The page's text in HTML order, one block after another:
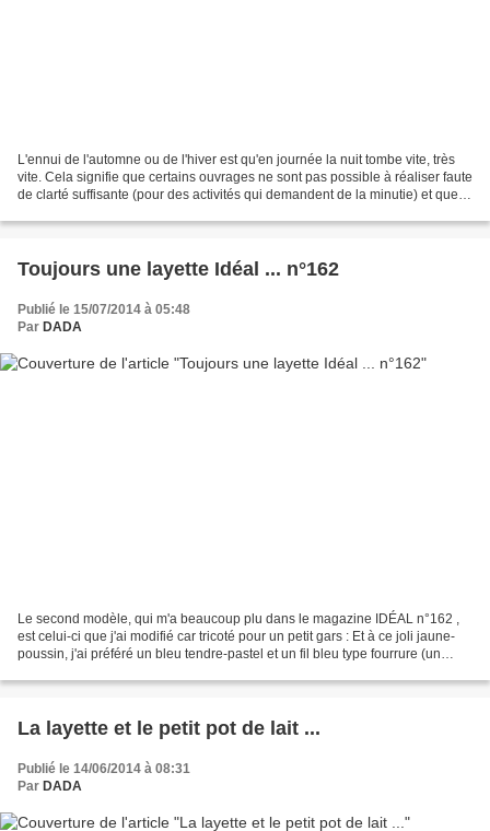
L'ennui de l'automne ou de l'hiver est qu'en journée la nuit tombe vite, très
vite. Cela signifie que certains ouvrages ne sont pas possible à réaliser faute
de clarté suffisante (pour des activités qui demandent de la minutie) et que la
Toujours une layette Idéal ... n°162
Publié le 15/07/2014 à 05:48
Par DADA
Le second modèle, qui m'a beaucoup plu dans le magazine IDÉAL n°162 ,
est celui-ci que j'ai modifié car tricoté pour un petit gars : Et à ce joli jaune-
poussin, j'ai préféré un bleu tendre-pastel et un fil bleu type fourrure (un
La layette et le petit pot de lait ...
Publié le 14/06/2014 à 08:31
Par DADA